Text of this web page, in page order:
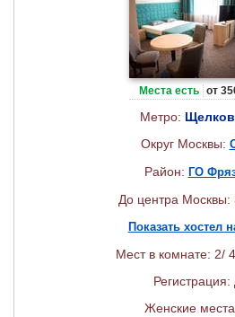
Места есть от
Метро:
Округ Москвы:
Район: ГО
До центра Москвы:
Показать хостел
Мест в комнате: 2/
Регистрация:
Женские